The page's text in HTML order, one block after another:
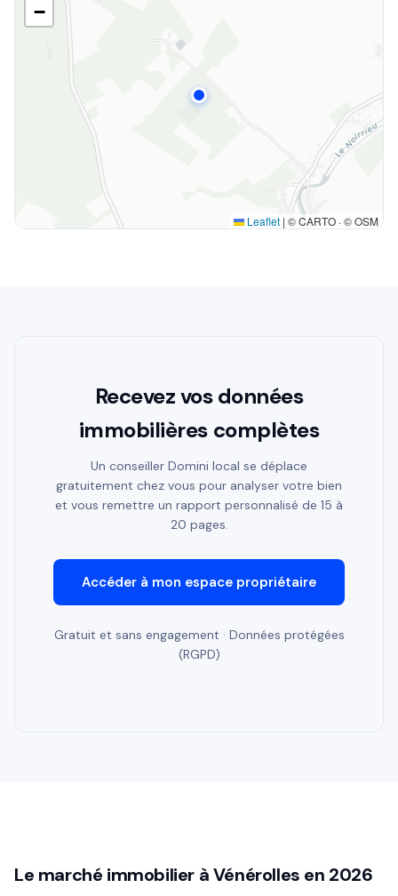
−
Leaflet | © CARTO · © OSM
Recevez vos données
immobilières complètes
Un conseiller Domini local se déplace
gratuitement chez vous pour analyser votre bien
et vous remettre un rapport personnalisé de 15 à
20 pages.
Accéder à mon espace propriétaire
Gratuit et sans engagement · Données protégées
(RGPD)
Le marché immobilier à Vénérolles en 2026